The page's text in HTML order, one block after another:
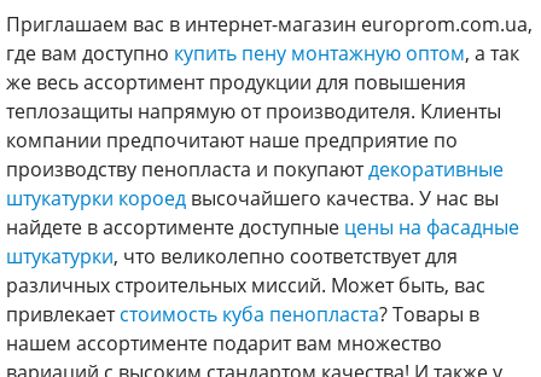
Приглашаем вас в интернет-магазин europrom.com.ua,
где вам доступно купить пену монтажную оптом, а так
же весь ассортимент продукции для повышения
теплозащиты напрямую от производителя. Клиенты
компании предпочитают наше предприятие по
производству пенопласта и покупаютдекоративные
штукатурки короед высочайшего качества. У нас вы
найдете в ассортименте доступные цены на фасадные
штукатурки, что великолепно соответствует для
различных строительных миссий. Может быть, вас
привлекаетстоимость куба пенопласта? Товары в
нашем ассортименте подарит вам множество